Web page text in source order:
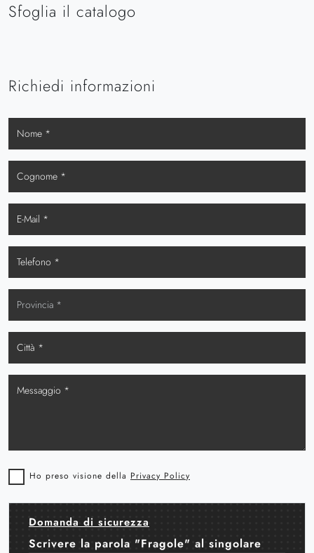
Sfoglia il catalogo
Richiedi informazioni
Ho preso visione della Privacy Policy
Domanda di sicurezza
Scrivere la parola "Fragole" al singolare